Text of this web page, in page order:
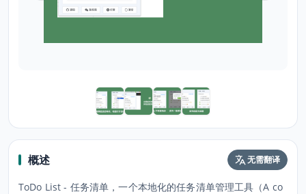
概述 无需翻译
ToDo List - 任务清单，一个本地化的任务清单管理工具（A co